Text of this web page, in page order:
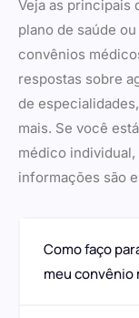
Veja as principais
plano de saúde
convênios
respostas sobre
de
mais. Se você
médico
informações são
Como faço
meu convênio